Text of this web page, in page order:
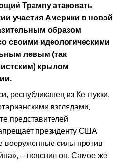
Трампу атаковать
участия Америки в новой
образом
своими идеологическими
левым (так
крылом
республиканец из Кентукки,
взглядами,
представителей
президенту США
вооруженные силы против
– пояснил он. Самое же